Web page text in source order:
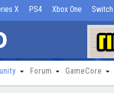
X PS4 Xbox One Switch
Forum GameCore